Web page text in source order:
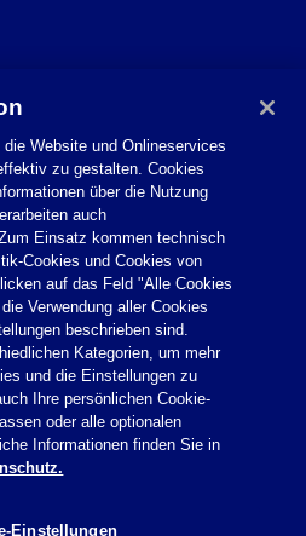
Website und Onlineservices
zu gestalten. Cookies
über die Nutzung
auch
Einsatz kommen technisch
Cookies und Cookies von
auf das Feld "Alle Cookies
Verwendung aller Cookies
beschrieben sind.
Kategorien, um mehr
und die Einstellungen zu
Ihre persönlichen Cookie-
oder alle optionalen
Informationen finden Sie in
Einstellungen